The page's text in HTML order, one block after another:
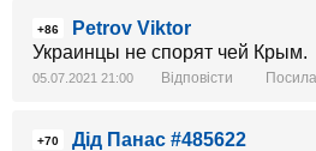
+86
Petrov Viktor
Украинцы не спорят чей Крым.
05.07.2021 21:00 Відповісти
+70
Дід Панас #485622